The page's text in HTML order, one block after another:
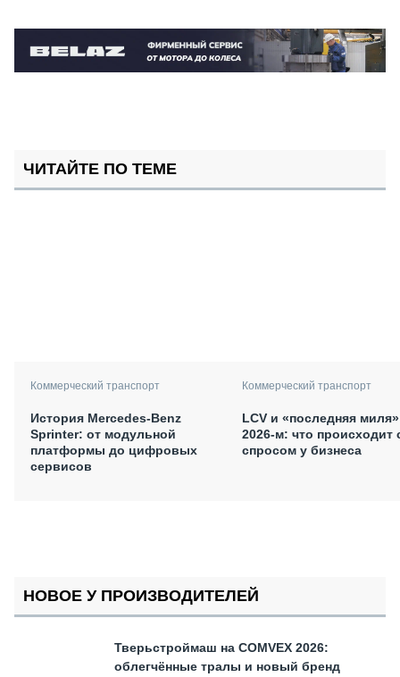
ЧИТАЙТЕ ПО ТЕМЕ
Коммерческий транспорт
История Mercedes-Benz
Sprinter: от модульной
платформы до цифровых
сервисов
Коммерческий транспорт
LCV и «последняя
2026-м: что происходит
спросом у бизнеса
НОВОЕ У ПРОИЗВОДИТЕЛЕЙ
Тверьстроймаш на COMVEX 2026:
облегчённые тралы и новый бренд